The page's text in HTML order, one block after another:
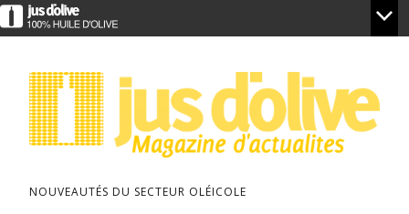
NOUVEAUTÉS DU SECTEUR OLÉICOLE